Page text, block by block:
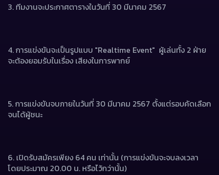
3. ทีมงานจะประกาศตารางในวันที่ 30 มีนาคม 2567
4. การแข่งขันจะเป็นรูปแบบ "Realtime Event"  ผู้เล่นทั้ง 2 ฝ่าย
5. การแข่งขันจบภายในวันที่ 30 มีนาคม 2567 ตั้งแต่รอบคัดเลือก
6. เปิดรับสมัครเพียง 64 คน เท่านั้น (การแข่งขันจะจบลงเวลา
โดยประมาณ 20.00 น. หรือไว้กว่านั้น)